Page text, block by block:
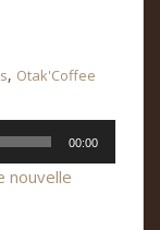
, Otak'Coffee
00:00
nouvelle